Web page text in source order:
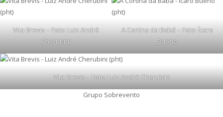
Vita Brevis – Foto: Luiz André
Cherubini
A Cortina da Babá – Foto: Ícaro
Bueno
Vita Brevis – Foto: Luiz André Cherubini
Grupo Sobrevento